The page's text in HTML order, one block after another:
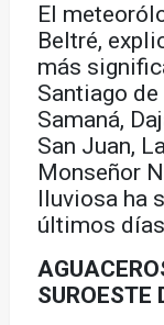
El
Beltré,
más
Santiago
Samaná,
San Juan,
Monseñor
lluviosa ha
últimos
SUROESTE